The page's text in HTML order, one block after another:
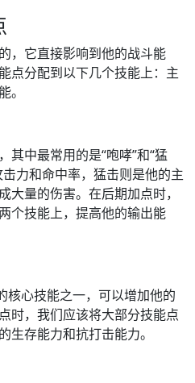
，它直接影响到他的战斗能
点分配到以下几个技能上：主
。
其中最常用的是“咆哮”和“猛
力和命中率，猛击则是他的主
大量的伤害。在后期加点时，
个技能上，提高他的输出能
核心技能之一，可以增加他的
时，我们应该将大部分技能点
生存能力和抗打击能力。